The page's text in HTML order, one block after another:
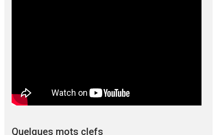
Quelques mots clefs